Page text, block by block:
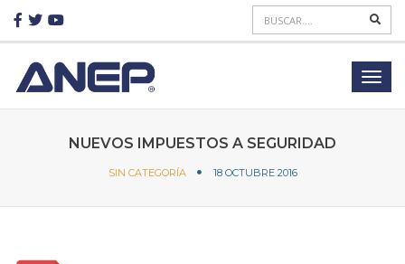
NUEVOS IMPUESTOS A SEGURIDAD
SIN CATEGORÍA 18 OCTUBRE 2016